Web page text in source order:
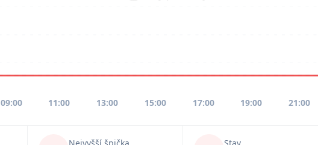
09:00 11:00 13:00 15:00 17:00 19:00 21:00
Nejvyšší špička
Stav